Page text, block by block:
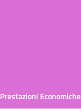
Prestazioni Economiche